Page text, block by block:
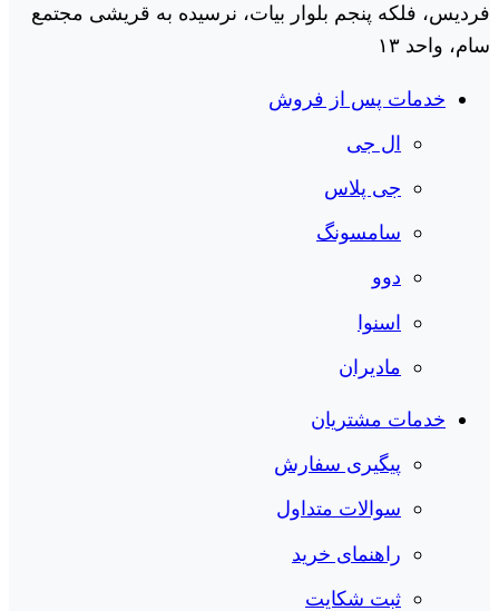
فردیس، فلکه پنجم بلوار بیات، نرسیده به قریشی مجتمع
سام، واحد ۱۳
خدمات پس از فروش
ال جی
جی پلاس
سامسونگ
دوو
اسنوا
مادیران
خدمات مشتریان
پیگیری سفارش
سوالات متداول
راهنمای خرید
ثبت شکایت